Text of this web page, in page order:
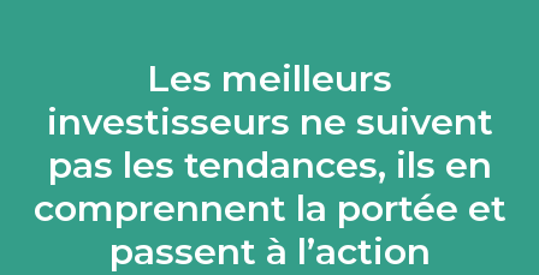
Les meilleurs
investisseurs ne suivent
pas les tendances, ils en
comprennent la portée et
passent à l’action